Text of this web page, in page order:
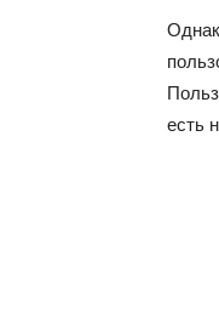
есть